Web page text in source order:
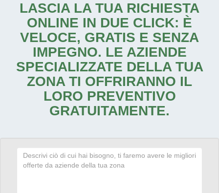
LASCIA LA TUA RICHIESTA
ONLINE IN DUE CLICK: È
VELOCE, GRATIS E SENZA
IMPEGNO. LE AZIENDE
SPECIALIZZATE DELLA TUA
ZONA TI OFFRIRANNO IL
LORO PREVENTIVO
GRATUITAMENTE.